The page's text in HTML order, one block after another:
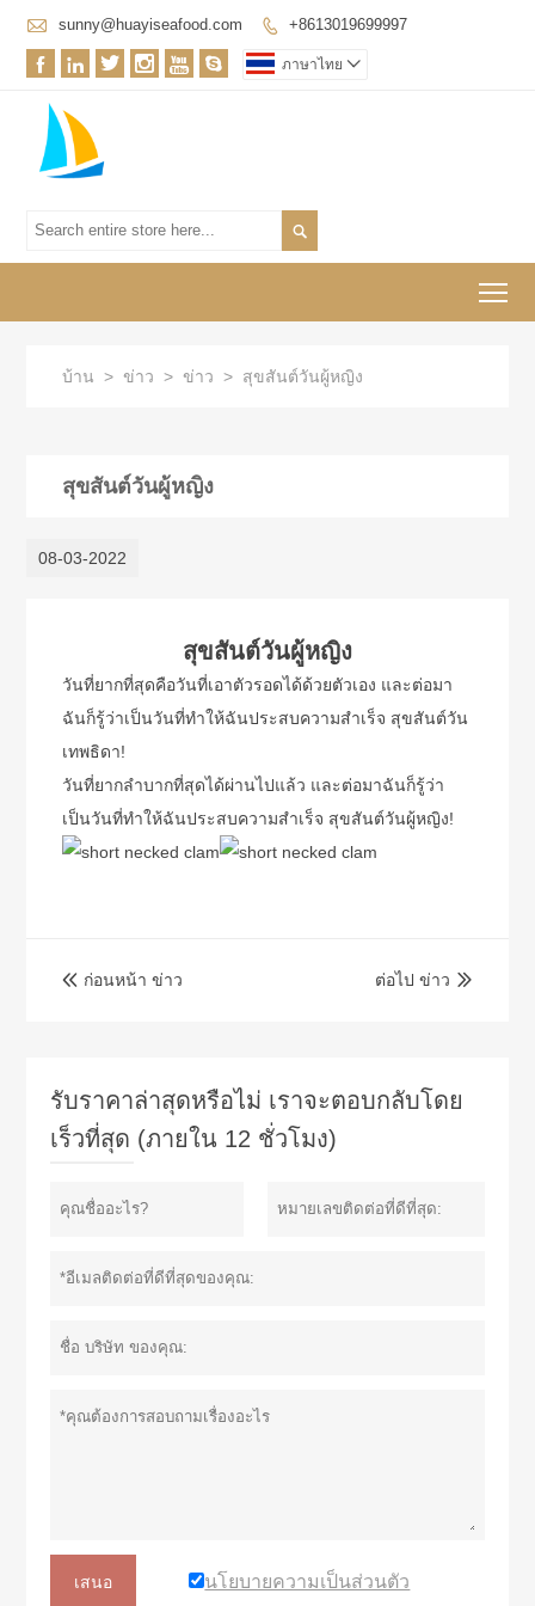
 sunny@huayiseafood.com  +8613019699997
      ภาษาไทย 

บ้าน > ข่าว > ข่าว > สุขสันต์วันผู้หญิง
สุขสันต์วันผู้หญิง
08-03-2022
สุขสันต์วันผู้หญิง
วันที่ยากที่สุดคือวันที่เอาตัวรอดได้ด้วยตัวเอง และต่อมา
ฉันก็รู้ว่าเป็นวันที่ทำให้ฉันประสบความสำเร็จ สุขสันต์วัน
เทพธิดา!
วันที่ยากลำบากที่สุดได้ผ่านไปแล้ว และต่อมาฉันก็รู้ว่า
เป็นวันที่ทำให้ฉันประสบความสำเร็จ สุขสันต์วันผู้หญิง!
 ก่อนหน้า ข่าว 
ต่อไป ข่าว
รับราคาล่าสุดหรือไม่ เราจะตอบกลับโดย
เร็วที่สุด (ภายใน 12 ชั่วโมง)
เสนอ นโยบายความเป็นส่วนตัว